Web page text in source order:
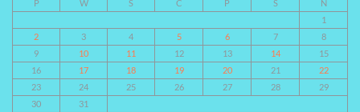
P W Ś C P S
N
1
2
3 4 5 6 7
8
9
10 11 12 13 14
15
16
17 18 19 20 21
22
23
24 25 26 27 28
29
30
31